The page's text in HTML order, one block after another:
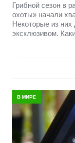
Грибной сезон в
охоты» начали
Некоторые из них
эксклюзивом.
В МИРЕ